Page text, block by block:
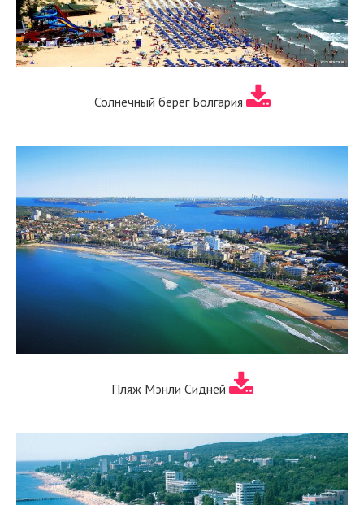
Солнечный берег Болгария
Пляж Мэнли Сидней